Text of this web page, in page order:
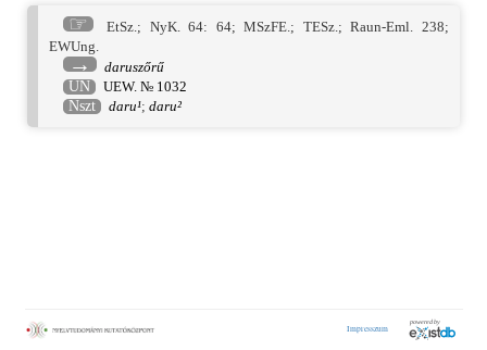
☞ EtSz.; NyK. 64: 64;MSzFE.; TESz.;Raun-Eml. 238;
EWUng.
→
daruszőrű
UN
UEW. № 1032
Nszt
daru¹;daru²